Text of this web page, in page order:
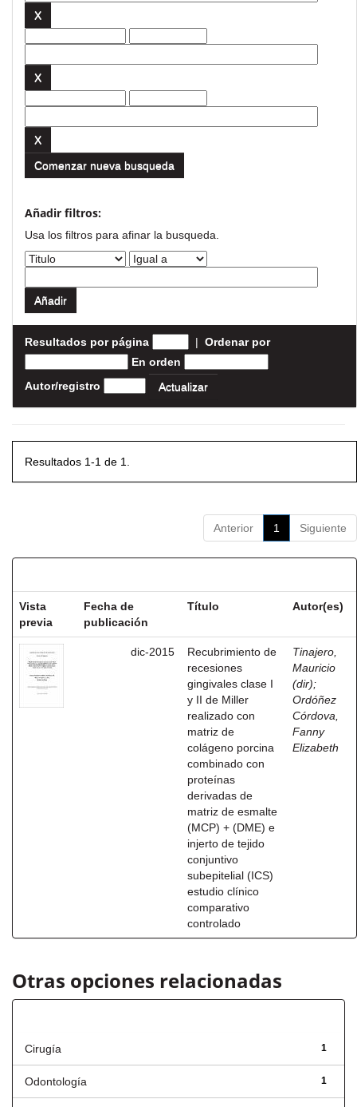
Comenzar nueva busqueda
Añadir filtros:
Usa los filtros para afinar la busqueda.
Resultados por página | Ordenar por
En orden
Autor/registro
Resultados 1-1 de 1.
Anterior 1 Siguiente
Vista
previa
Fecha de
publicación
Título Autor(es)
dic-2015
Recubrimiento de
recesiones
gingivales clase I
y II de Miller
realizado con
matriz de
colágeno porcina
combinado con
proteínas
derivadas de
matriz de esmalte
(MCP) + (DME) e
injerto de tejido
conjuntivo
subepitelial (ICS)
estudio clínico
comparativo
controlado
Tinajero,
Mauricio
(dir);
Ordóñez
Córdova,
Fanny
Elizabeth
Otras opciones relacionadas
1
Cirugía
1
Odontología